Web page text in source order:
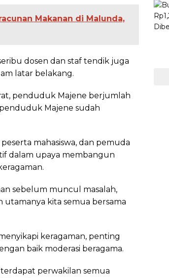
Makanan di Malunda,
dosen dan staf tendik juga
latar belakang.
penduduk Majene berjumlah
Majene sudah
mahasiswa, dan pemuda
dalam upaya membangun
sebelum muncul masalah,
utamanya kita semua bersama
keragaman, penting
baik moderasi beragama.
perwakilan semua